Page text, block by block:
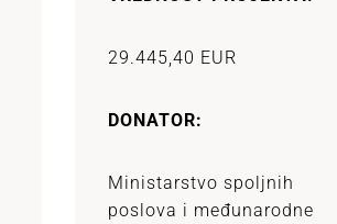
29.445,40 EUR
DONATOR:
Ministarstvo spoljnih
poslova i međunarodne